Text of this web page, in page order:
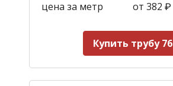
цена за метр от 382 ₽
Купить трубу 76